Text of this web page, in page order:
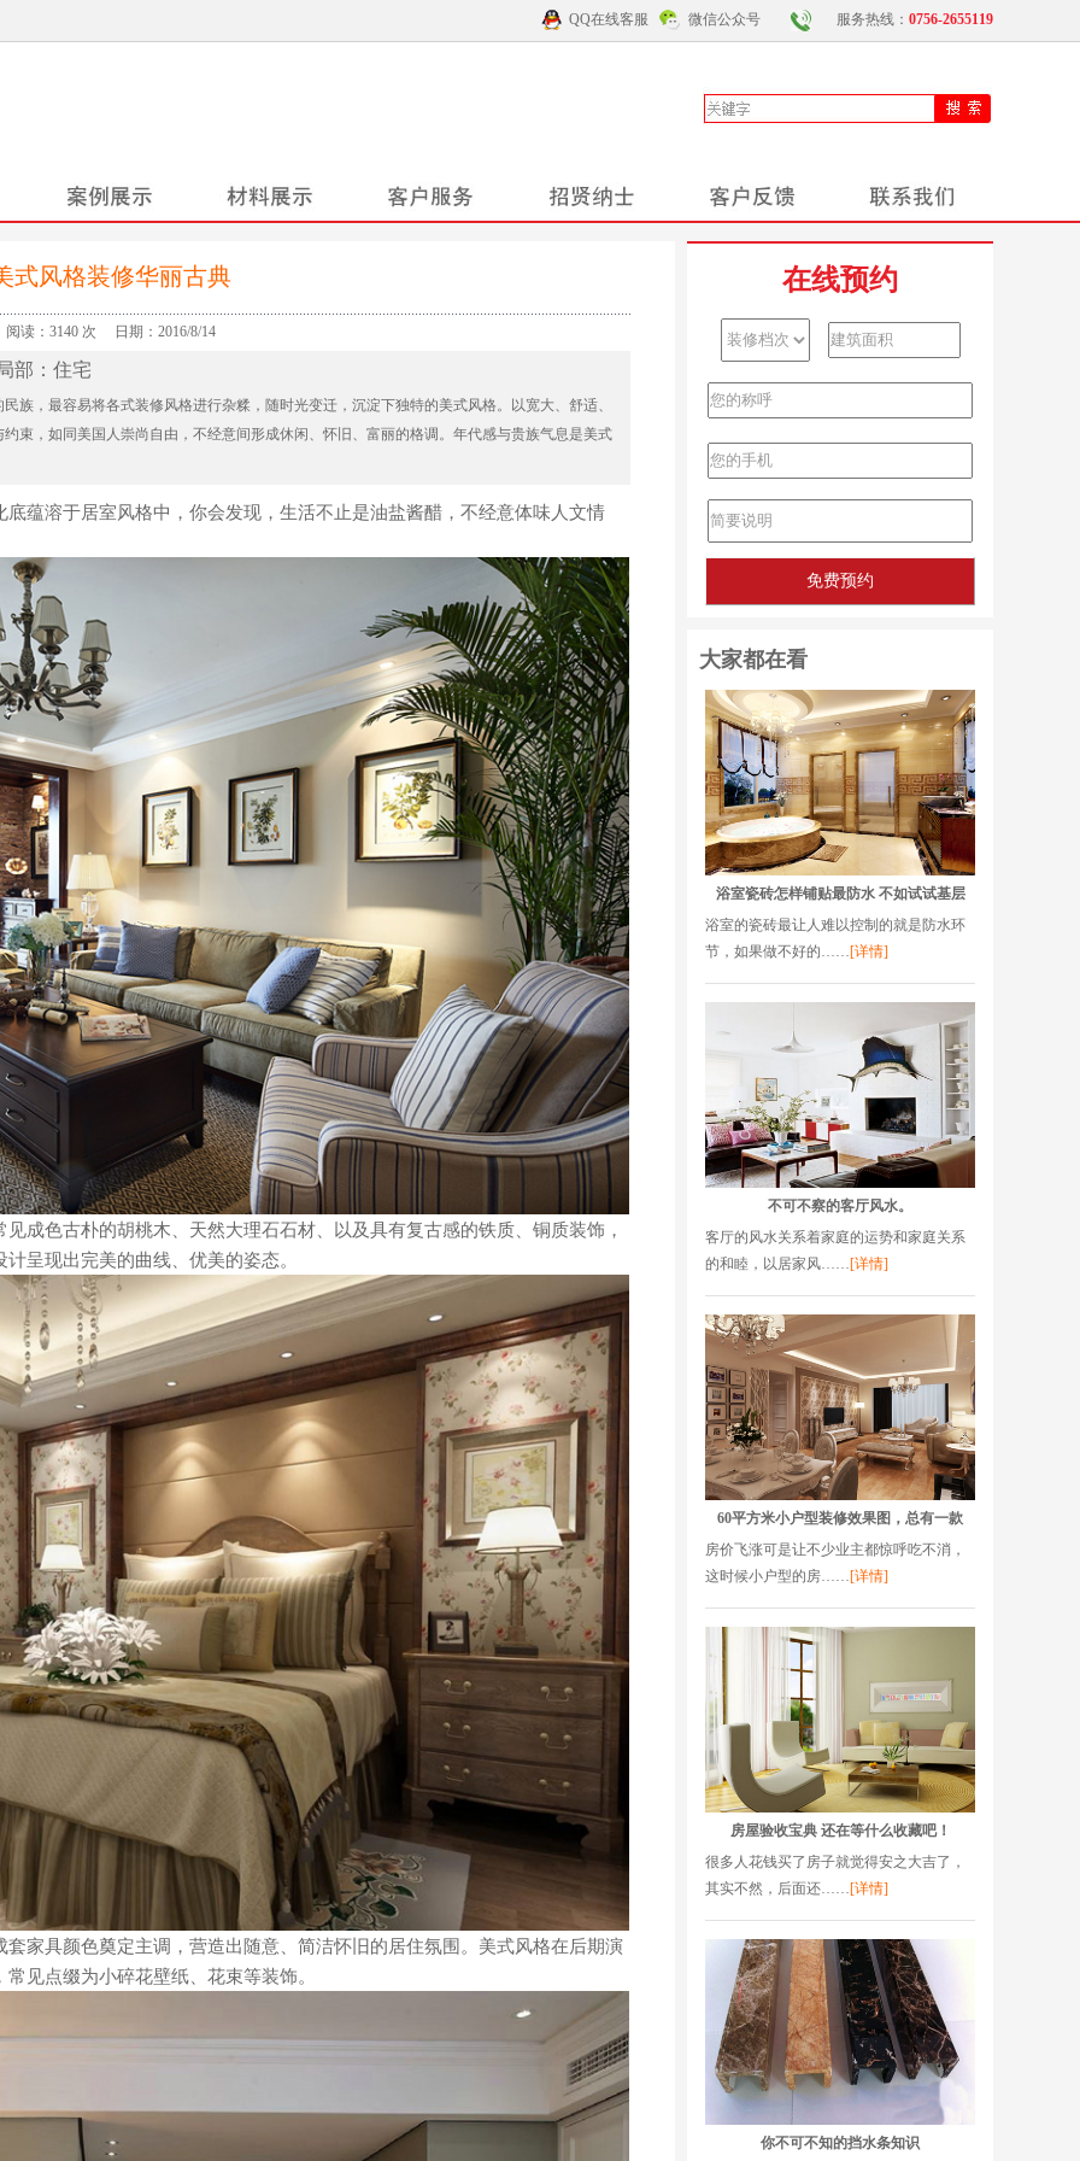
QQ在线客服 微信公众号 服务热线： 0756-2655119
式风格装修华丽古典
阅读：3140 次 日期：2016/8/14
部：住宅
族，最容易将各式装修风格进行杂糅，随时光变迁，沉淀下独特的美式风格。以宽大、舒适、
束，如同美国人崇尚自由，不经意间形成休闲、怀旧、富丽的格调。年代感与贵族气息是美式
蕴溶于居室风格中，你会发现，生活不止是油盐酱醋，不经意体味人文情
成色古朴的胡桃木、天然大理石石材、以及具有复古感的铁质、铜质装饰，
呈现出完美的曲线、优美的姿态。
家具颜色奠定主调，营造出随意、简洁怀旧的居住氛围。美式风格在后期演
见点缀为小碎花壁纸、花束等装饰。
在线预约
大家都在看
浴室瓷砖怎样铺贴最防水 不如试试基层
浴室的瓷砖最让人难以控制的就是防水环
节，如果做不好的……[详情]
不可不察的客厅风水。
客厅的风水关系着家庭的运势和家庭关系
的和睦，以居家风……[详情]
60平方米小户型装修效果图，总有一款
房价飞涨可是让不少业主都惊呼吃不消，
这时候小户型的房……[详情]
房屋验收宝典 还在等什么收藏吧！
很多人花钱买了房子就觉得安之大吉了，
其实不然，后面还……[详情]
你不可不知的挡水条知识